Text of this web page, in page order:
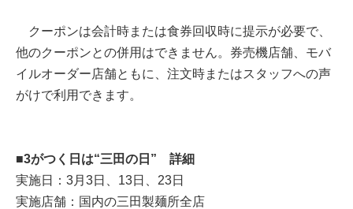
クーポンは会計時または食券回収時に提示が必要で、
他のクーポンとの併用はできません。券売機店舗、モバ
イルオーダー店舗ともに、注文時またはスタッフへの声
がけで利用できます。
■3がつく日は“三田の日” 詳細
実施日：3月3日、13日、23日
実施店舗：国内の三田製麺所全店